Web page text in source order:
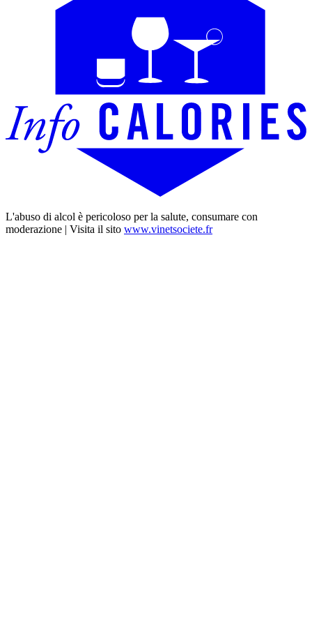
L'abuso di alcol è pericoloso per la salute, consumare con
moderazione | Visita il sito www.vinetsociete.fr